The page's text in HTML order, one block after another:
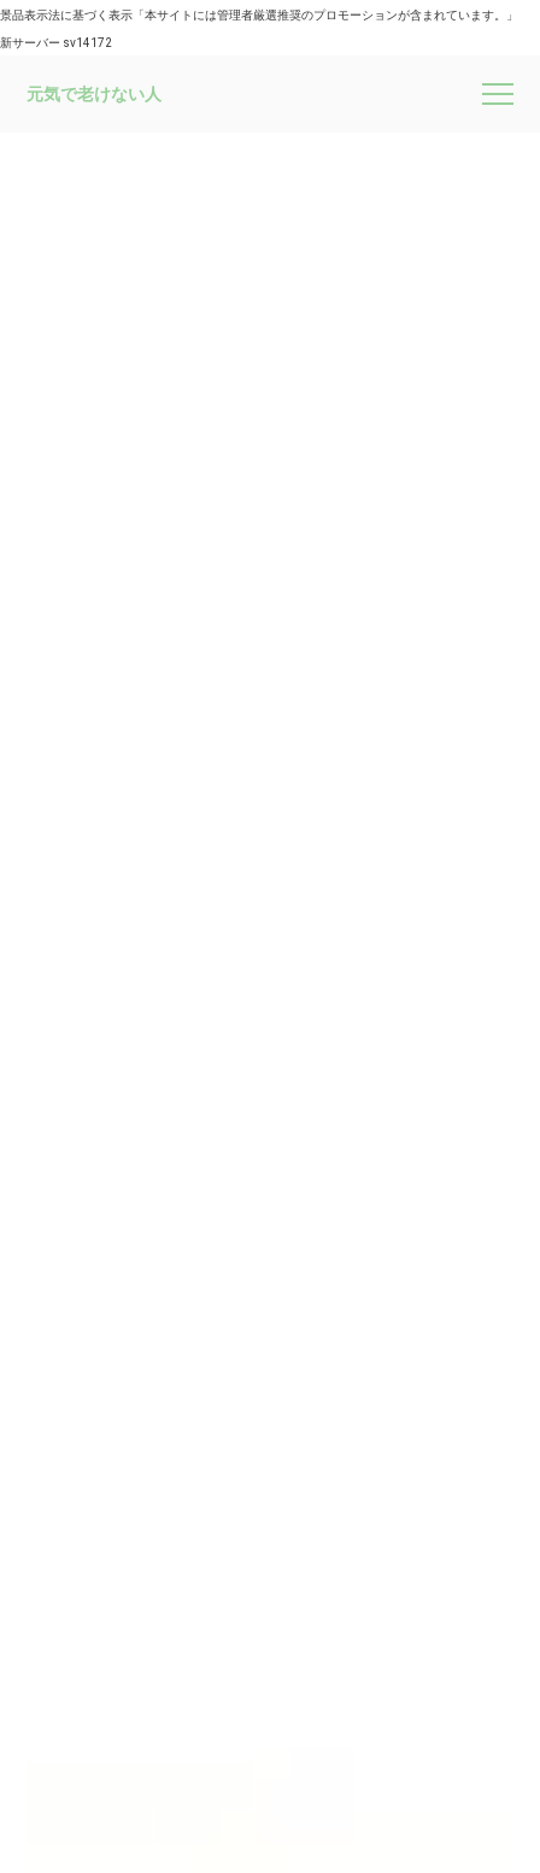
景品表示法に基づく表示「本サイトには管理者厳選推奨のプロモーションが含まれています。」
新サーバー sv14172
元気で老けない人